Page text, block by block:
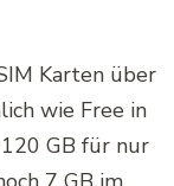
Karten über
wie Free in
GB für nur